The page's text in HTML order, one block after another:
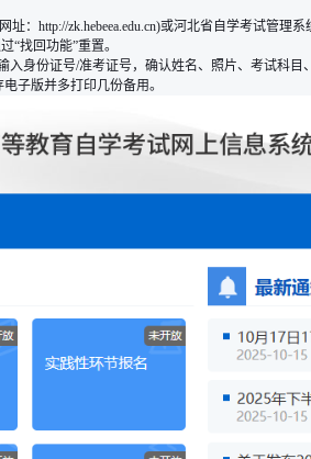
：http://zk.hebeea.edu.cn)或河北省自学考试管理系
“找回功能”重置。
身份证号/准考证号，确认姓名、照片、考试科目
子版并多打印几份备用。